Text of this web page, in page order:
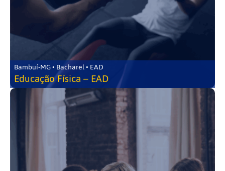
Bambuí-MG • Bacharel • EAD
Educação Física – EAD